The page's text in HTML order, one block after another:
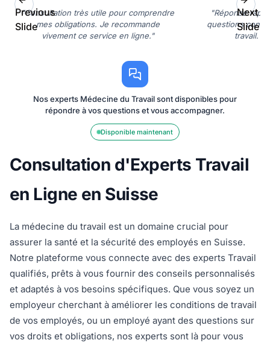
"Consultation très utile pour comprendre
mes obligations. Je recommande
vivement ce service en ligne."
"Réponse
questions
travail.
Previous
Slide
Next
Slide
Nos experts Médecine du Travail sont disponibles pour
répondre à vos questions et vous accompagner.
Disponible maintenant
Consultation d'Experts Travail
en Ligne en Suisse
La médecine du travail est un domaine crucial pour
assurer la santé et la sécurité des employés en Suisse.
Notre plateforme vous connecte avec des experts Travail
qualifiés, prêts à vous fournir des conseils personnalisés
et adaptés à vos besoins spécifiques. Que vous soyez un
employeur cherchant à améliorer les conditions de travail
de vos employés, ou un employé ayant des questions sur
vos droits et obligations, nos experts sont là pour vous